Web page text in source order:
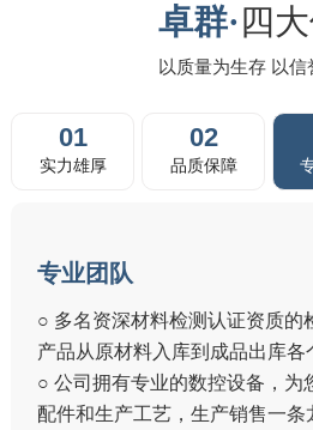
卓群·四
以质量为生存 以信
01
实力雄厚
02
品质保障
专业团队
○ 多名资深材料检测认证资质的
产品从原材料入库到成品出库各
○ 公司拥有专业的数控设备，为
配件和生产工艺，生产销售一条